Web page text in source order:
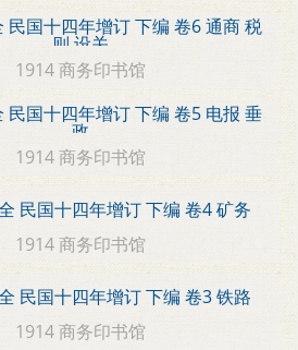
民国十四年增订 下编 卷6 通商 税
则 设关
1914 商务印书馆
民国十四年增订 下编 卷5 电报 垂
政
1914 商务印书馆
民国十四年增订 下编 卷4 矿务
1914 商务印书馆
民国十四年增订 下编 卷3 铁路
1914 商务印书馆